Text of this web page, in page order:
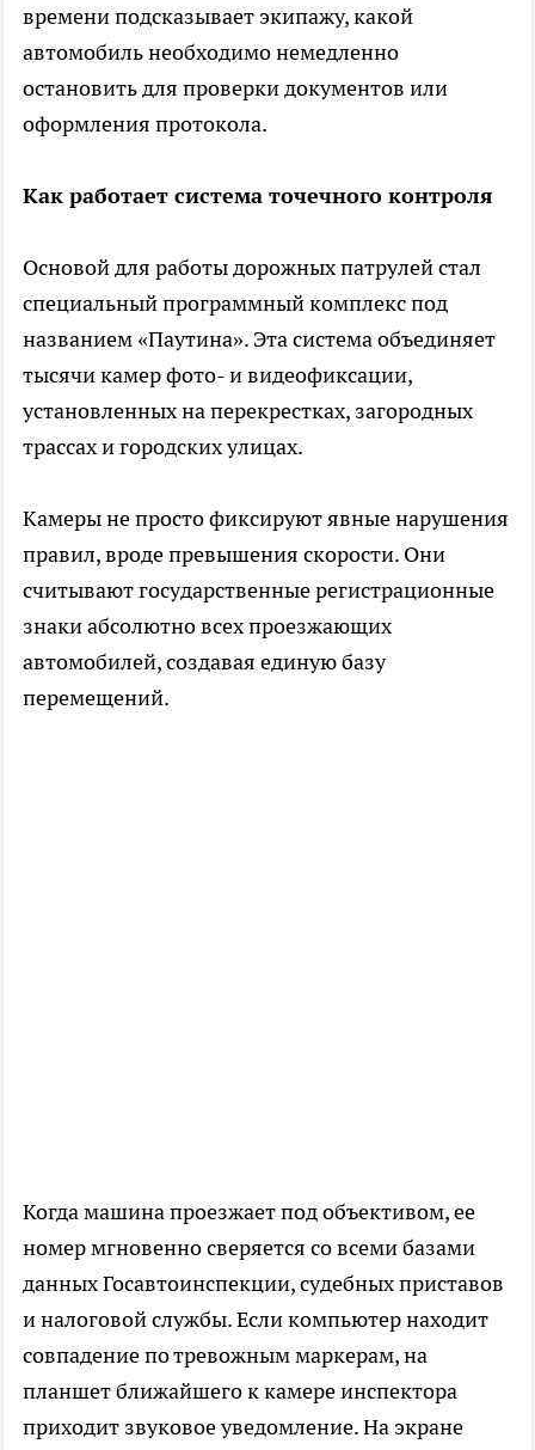
времени подсказывает экипажу, какой
автомобиль необходимо немедленно
остановить для проверки документов или
оформления протокола.
Как работает система точечного контроля
Основой для работы дорожных патрулей стал
специальный программный комплекс под
названием «Паутина». Эта система объединяет
тысячи камер фото- и видеофиксации,
установленных на перекрестках, загородных
трассах и городских улицах.
Камеры не просто фиксируют явные нарушения
правил, вроде превышения скорости. Они
считывают государственные регистрационные
знаки абсолютно всех проезжающих
автомобилей, создавая единую базу
перемещений.
Когда машина проезжает под объективом, ее
номер мгновенно сверяется со всеми базами
данных Госавтоинспекции, судебных приставов
и налоговой службы. Если компьютер находит
совпадение по тревожным маркерам, на
планшет ближайшего к камере инспектора
приходит звуковое уведомление. На экране